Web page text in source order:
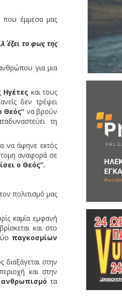
που έμμεσα μας
το φως της
για μια
Ηγέτες και τους
δεν τρέφει
Θεός” να βρούν
τη
άφηνε εκτός
αναφορά σε
ο Θεός”.
πολιτισμό μας
καμία εμφανή
και στο
παγκοσμίων
διαξάγεται στην
και στην
ανθρωπισμό τα